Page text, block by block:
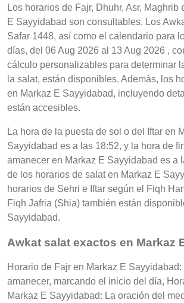
Los horarios de Fajr, Dhuhr, Asr, Maghrib
E Sayyidabad son consultables. Los
Safar 1448, así como el calendario para
días, del 06 Aug 2026 al 13 Aug 2026 ,
cálculo personalizables para determinar
la salat, están disponibles. Además, los
en Markaz E Sayyidabad, incluyendo
están accesibles.
La hora de la puesta de sol o del Iftar en
Sayyidabad es a las 18:52, y la hora de
amanecer en Markaz E Sayyidabad es a
de los horarios de salat en Markaz E
horarios de Sehri e Iftar según el Fiqh
Fiqh Jafria (Shia) también están
Sayyidabad.
Awkat salat exactos en Markaz
Horario de Fajr en Markaz E Sayyidabad:
amanecer, marcando el inicio del día,
Markaz E Sayyidabad: La oración del